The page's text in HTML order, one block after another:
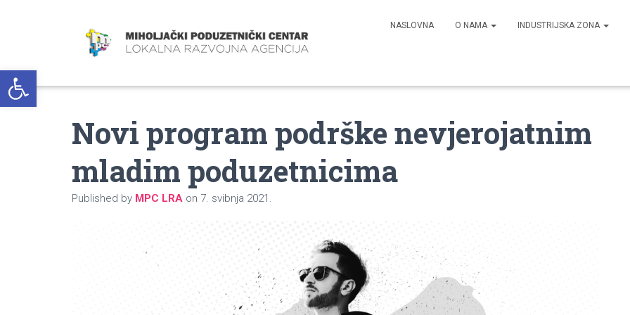
Open toolbar
NASLOVNA O NAMA INDUSTRIJSKA ZONA
Novi program podrške nevjerojatnim
mladim poduzetnicima
Published by MPC LRA on 7. svibnja 2021.